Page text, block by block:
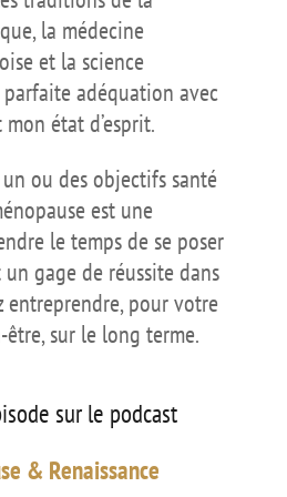
la médecine
et la science
adéquation avec
état d’esprit.
ou des objectifs santé
est une
le temps de se poser
gage de réussite dans
entreprendre, pour votre
sur le long terme.
sur le podcast
& Renaissance